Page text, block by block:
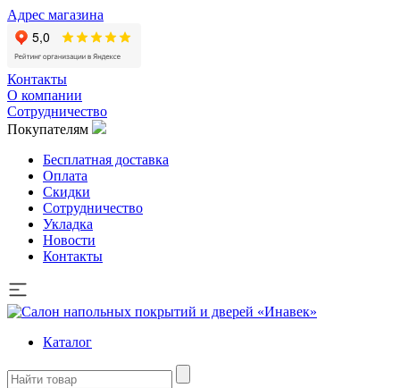
Адрес магазина
Контакты
О компании
Сотрудничество
Покупателям
Бесплатная доставка
Оплата
Скидки
Сотрудничество
Укладка
Новости
Контакты
Каталог